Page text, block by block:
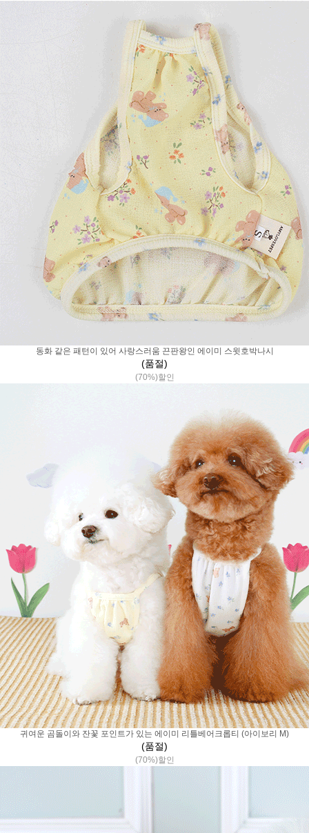
동화 같은 패턴이 있어 사랑스러움 끈판왕인 에이미 스윗호박나시
(품절)
(70%)할인
귀여운 곰돌이와 잔꽃 포인트가 있는 에이미 리틀베어크롭티 (아이보리 M)
(품절)
(70%)할인